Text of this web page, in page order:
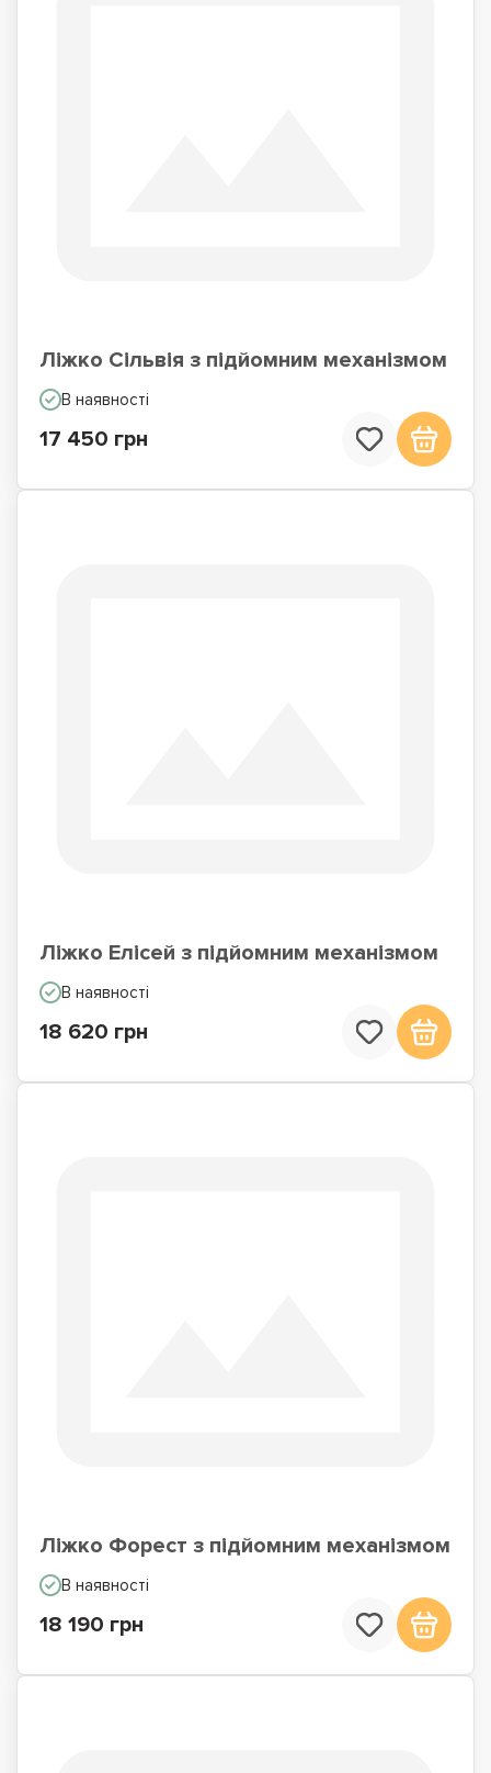
Ліжко Сільвія з підйомним механізмом
В наявності
17 450 грн
Ліжко Елісей з підйомним механізмом
В наявності
18 620 грн
Ліжко Форест з підйомним механізмом
В наявності
18 190 грн